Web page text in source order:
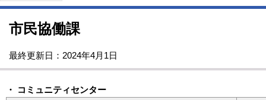
市民協働課
最終更新日：2024年4月1日
・ コミュニティセンター